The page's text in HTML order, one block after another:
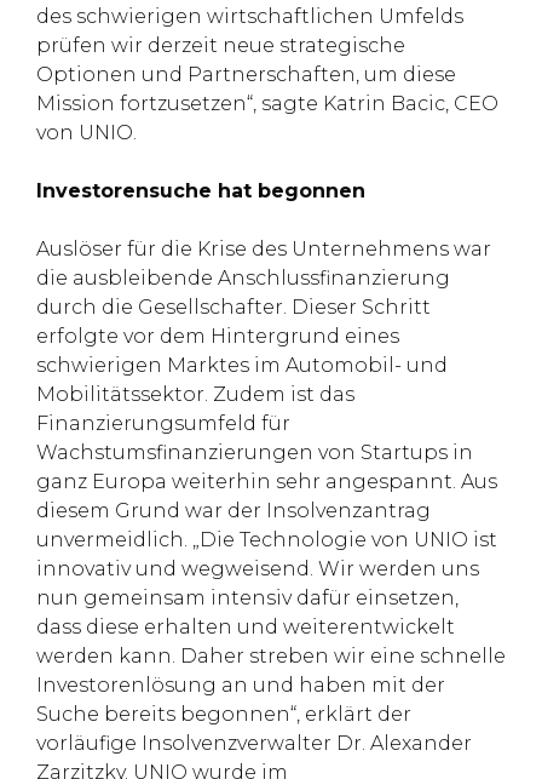
des schwierigen wirtschaftlichen Umfelds
prüfen wir derzeit neue strategische
Optionen und Partnerschaften, um diese
Mission fortzusetzen“, sagte Katrin Bacic, CEO
von UNIO.
Investorensuche hat begonnen
Auslöser für die Krise des Unternehmens war
die ausbleibende Anschlussfinanzierung
durch die Gesellschafter. Dieser Schritt
erfolgte vor dem Hintergrund eines
schwierigen Marktes im Automobil- und
Mobilitätssektor. Zudem ist das
Finanzierungsumfeld für
Wachstumsfinanzierungen von Startups in
ganz Europa weiterhin sehr angespannt. Aus
diesem Grund war der Insolvenzantrag
unvermeidlich. „Die Technologie von UNIO ist
innovativ und wegweisend. Wir werden uns
nun gemeinsam intensiv dafür einsetzen,
dass diese erhalten und weiterentwickelt
werden kann. Daher streben wir eine schnelle
Investorenlösung an und haben mit der
Suche bereits begonnen“, erklärt der
vorläufige Insolvenzverwalter Dr. Alexander
Zarzitzky. UNIO wurde im